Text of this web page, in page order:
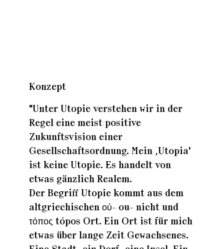
Konzept
"Unter Utopie verstehen wir in der
Regel eine meist positive
Zukunftsvision einer
Gesellschaftsordnung. Mein ,Utopia'
ist keine Utopie. Es handelt von
etwas gänzlich Realem.
Der Begriff Utopie kommt aus dem
altgriechischen οὐ- ou- nicht und
τόπος tópos Ort. Ein Ort ist für mich
etwas über lange Zeit Gewachsenes.